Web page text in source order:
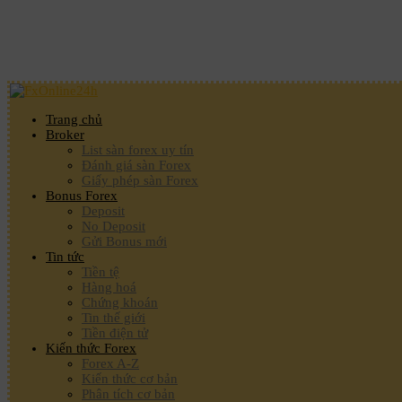
Trang chủ
Broker
List sàn forex uy tín
Đánh giá sàn Forex
Giấy phép sàn Forex
Bonus Forex
Deposit
No Deposit
Gửi Bonus mới
Tin tức
Tiền tệ
Hàng hoá
Chứng khoán
Tin thế giới
Tiền điện tử
Kiến thức Forex
Forex A-Z
Kiến thức cơ bản
Phân tích cơ bản